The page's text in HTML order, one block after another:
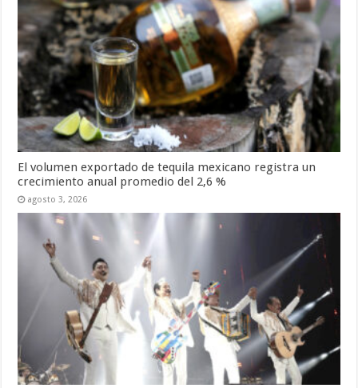
El volumen exportado de tequila mexicano registra un
crecimiento anual promedio del 2,6 %
agosto 3, 2026